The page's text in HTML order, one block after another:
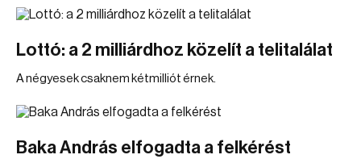
Lottó: a 2 milliárdhoz közelít a telitalálat
A négyesek csaknem kétmilliót érnek.
Baka András elfogadta a felkérést